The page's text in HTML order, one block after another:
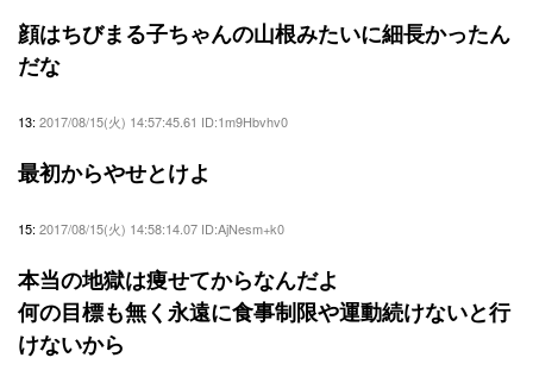
顔はちびまる子ちゃんの山根みたいに細長かったん
だな
13: 2017/08/15(火) 14:57:45.61 ID:1m9Hbvhv0
最初からやせとけよ
15: 2017/08/15(火) 14:58:14.07 ID:AjNesm+k0
本当の地獄は痩せてからなんだよ
何の目標も無く永遠に食事制限や運動続けないと行
けないから